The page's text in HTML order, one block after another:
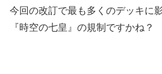
今回の改訂で最も多くのデッキに
『時空の七皇』の規制ですかね？